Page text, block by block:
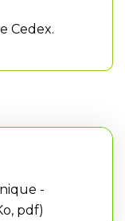
Cedex.
-
pdf